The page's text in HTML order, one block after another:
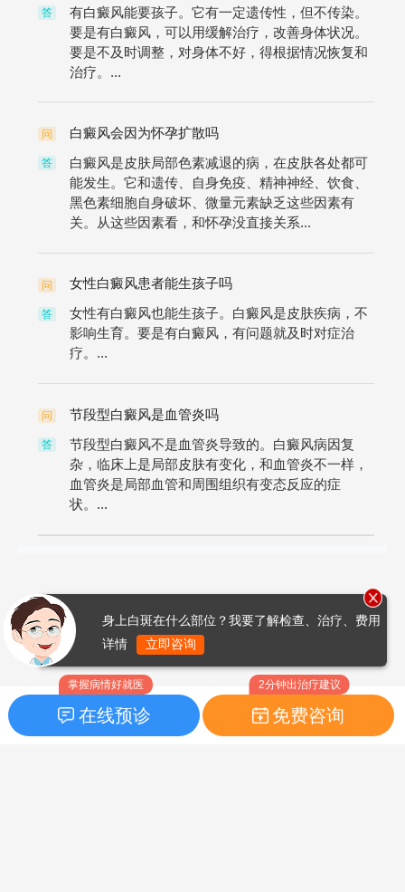
答
有白癜风能要孩子。它有一定遗传性，但不传染。
要是有白癜风，可以用缓解治疗，改善身体状况。
要是不及时调整，对身体不好，得根据情况恢复和
治疗。...
问 白癜风会因为怀孕扩散吗
答
白癜风是皮肤局部色素减退的病，在皮肤各处都可
能发生。它和遗传、自身免疫、精神神经、饮食、
黑色素细胞自身破坏、微量元素缺乏这些因素有
关。从这些因素看，和怀孕没直接关系...
问 女性白癜风患者能生孩子吗
答
女性有白癜风也能生孩子。白癜风是皮肤疾病，不
影响生育。要是有白癜风，有问题就及时对症治
疗。...
问 节段型白癜风是血管炎吗
答
节段型白癜风不是血管炎导致的。白癜风病因复
杂，临床上是局部皮肤有变化，和血管炎不一样，
血管炎是局部血管和周围组织有变态反应的症
状。...
掌握病情好就医
在线预诊
2分钟出治疗建议
免费咨询
身上白斑在什么部位？我要了解检查、治疗、费用
详情
立即咨询